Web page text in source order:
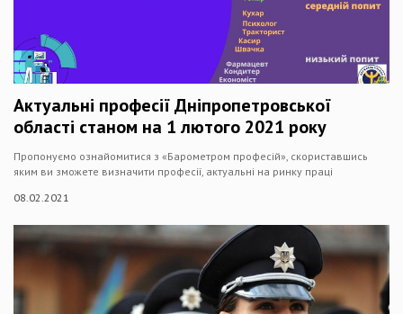
Актуальні професії Дніпропетровської
області станом на 1 лютого 2021 року
Пропонуємо ознайомитися з «Барометром професій», скориставшись
яким ви зможете визначити професії, актуальні на ринку праці
08.02.2021